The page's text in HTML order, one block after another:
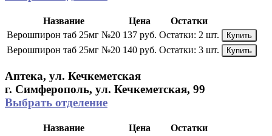
Название Цена
Остатки
Верошпирон таб 25мг №20 137 руб. Остатки: 2 шт. Купить
Верошпирон таб 25мг №20 140 руб. Остатки: 3 шт. Купить
Аптека, ул. Кечкеметская
г. Симферополь, ул. Кечкеметская, 99
Выбрать отделение
Название Цена
Остатки